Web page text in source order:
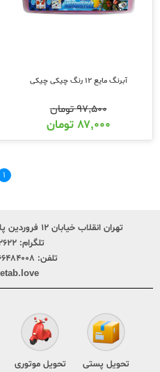
آبرنگ مایع 12 رنگ چیکی چیکی
۹۷,۵۰۰تومان
۸۷,۰۰۰ تومان
۱
تهران انقلاب خیابان ۱۲ فروردین پایین تر از وحید نظری پلاک ۲۴۹
تلگرام:
تلفن: ۶۶۴۸۴۰۰۸-۰۲۱ (۲۰
تحویل پستی تحویل موتوری